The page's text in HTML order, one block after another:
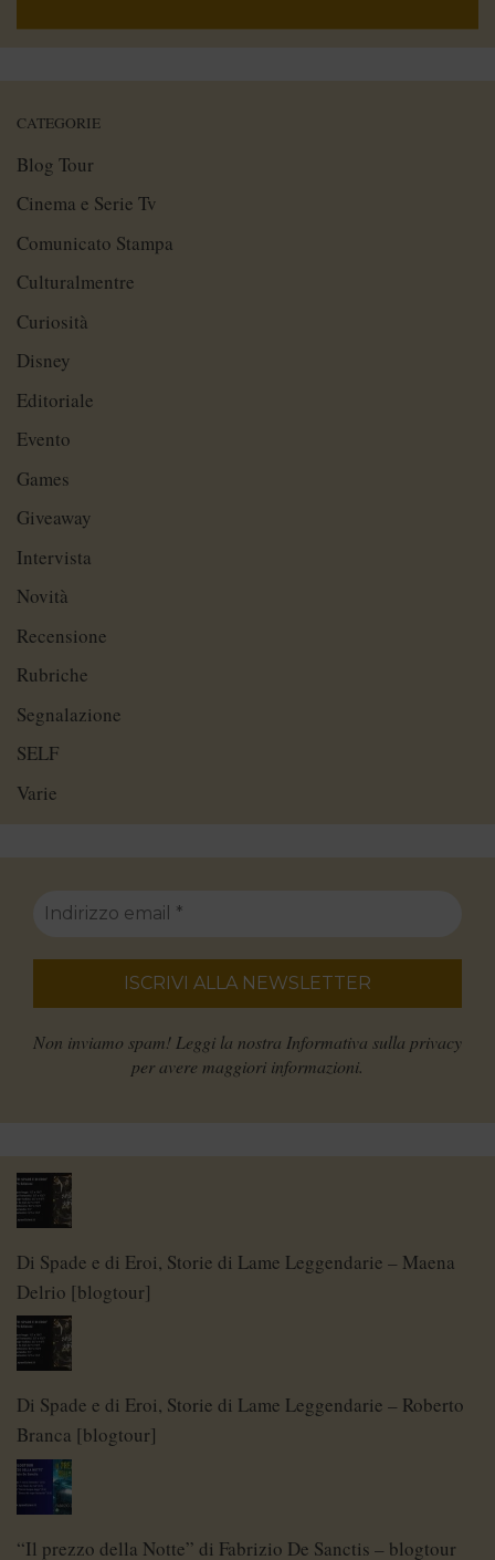
CATEGORIE
Blog Tour
Cinema e Serie Tv
Comunicato Stampa
Culturalmentre
Curiosità
Disney
Editoriale
Evento
Games
Giveaway
Intervista
Novità
Recensione
Rubriche
Segnalazione
SELF
Varie
Non inviamo spam! Leggi la nostra Informativa sulla privacy
per avere maggiori informazioni.
Di Spade e di Eroi, Storie di Lame Leggendarie – Maena
Delrio [blogtour]
Di Spade e di Eroi, Storie di Lame Leggendarie – Roberto
Branca [blogtour]
“Il prezzo della Notte” di Fabrizio De Sanctis – blogtour